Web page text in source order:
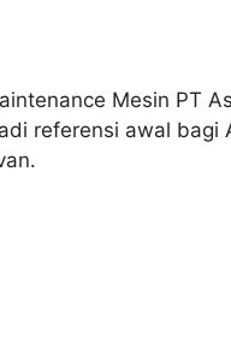
Mesin PT
referensi awal bagi